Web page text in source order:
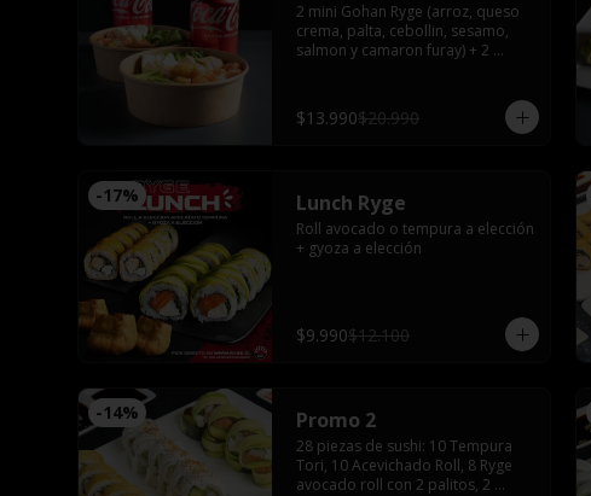
2 mini Gohan Ryge (arroz, queso
crema, palta, cebollin, sesamo,
salmon y camaron furay) + 2
$13.990$20.990
-17% Lunch Ryge
Roll avocado o tempura a elección
+ gyoza a elección
$9.990$12.100
-14% Promo 2
28 piezas de sushi: 10 Tempura
Tori, 10 Acevichado Roll, 8 Ryge
avocado roll con 2 palitos, 2